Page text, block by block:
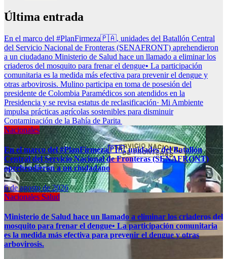
Última entrada
En el marco del #PlanFirmeza🇵🇦, unidades del Batallón Central
del Servicio Nacional de Fronteras (SENAFRONT) aprehendieron
a un ciudadano Ministerio de Salud hace un llamado a eliminar los
criaderos del mosquito para frenar el dengue• La participación
comunitaria es la medida más efectiva para prevenir el dengue y
otras arbovirosis. Mulino participa en toma de posesión del
presidente de Colombia Paramédicos son atendidos en la
Presidencia y se revisa estatus de reclasificación· Mi Ambiente
impulsa prácticas agrícolas sostenibles para disminuir
Contaminación de la Bahía de Parita
Nacionales
En el marco del #PlanFirmeza🇵🇦, unidades del Batallón
Central del Servicio Nacional de Fronteras (SENAFRONT)
aprehendieron a un ciudadano
6 de agosto de 2026
Nacionales Salud
Ministerio de Salud hace un llamado a eliminar los criaderos del
mosquito para frenar el dengue• La participación comunitaria
es la medida más efectiva para prevenir el dengue y otras
arbovirosis.